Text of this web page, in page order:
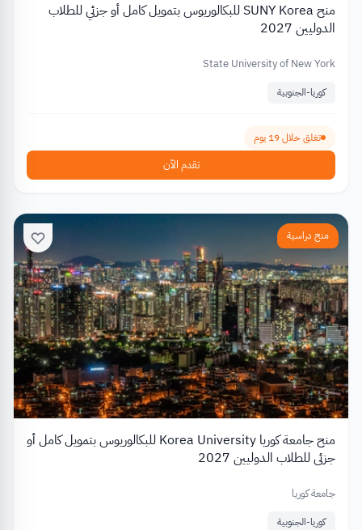
منح SUNY Korea للبكالوريوس بتمويل كامل أو جزئي للطلاب
الدوليين 2027
State University of New York
كوريا-الجنوبية
تغلق خلال 19 يوم
تقدم الآن
منح دراسية
منح جامعة كوريا Korea University للبكالوريوس بتمويل كامل أو
جزئي للطلاب الدوليين 2027
جامعة كوريا
كوريا-الجنوبية